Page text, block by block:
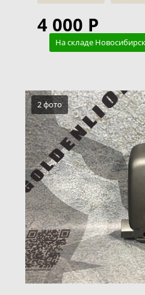
4 000 Р
На складе
2 фото